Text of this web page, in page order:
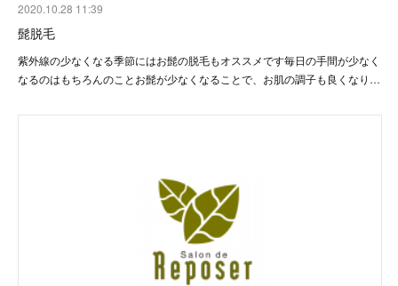
2020.10.28 11:39
髭脱毛
紫外線の少なくなる季節にはお髭の脱毛もオススメです毎日の手間が少なく
なるのはもちろんのことお髭が少なくなることで、お肌の調子も良くなり…